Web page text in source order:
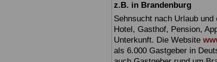
z.B. in Brandenburg
Sehnsucht nach Urlaub
Hotel, Gasthof, Pension,
Unterkunft. Die Website
als 6.000 Gastgeber in